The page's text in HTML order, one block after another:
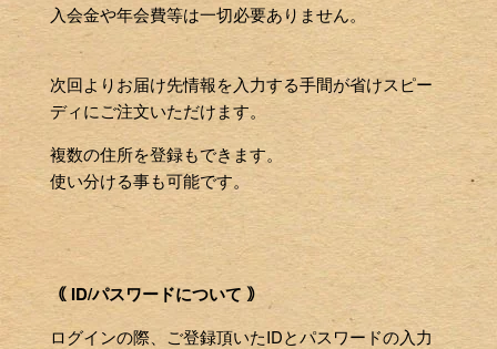
入会金や年会費等は一切必要ありません。
次回よりお届け先情報を入力する手間が省けスピー
ディにご注文いただけます。
複数の住所を登録もできます。
使い分ける事も可能です。
｟ ID/パスワードについて ｠
ログインの際、ご登録頂いたIDとパスワードの入力